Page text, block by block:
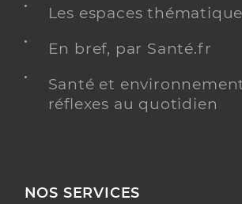
Les espaces
En bref, par Santé.fr
Santé et
réflexes au quotidien
NOS SERVICES